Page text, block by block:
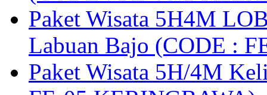
Paket Wisata 5H4M
Labuan Bajo (CODE :
Paket Wisata 5H/4M